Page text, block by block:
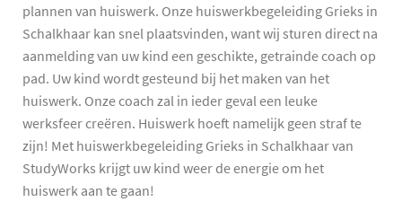
plannen van huiswerk. Onze huiswerkbegeleiding Grieks in
Schalkhaar kan snel plaatsvinden, want wij sturen direct na
aanmelding van uw kind een geschikte, getrainde coach op
pad. Uw kind wordt gesteund bij het maken van het
huiswerk. Onze coach zal in ieder geval een leuke
werksfeer creëren. Huiswerk hoeft namelijk geen straf te
zijn! Met huiswerkbegeleiding Grieks in Schalkhaar van
StudyWorks krijgt uw kind weer de energie om het
huiswerk aan te gaan!